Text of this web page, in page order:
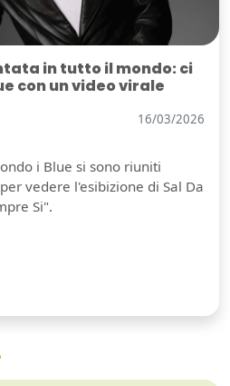
in tutto il mondo: ci
con un video virale
16/03/2026
i Blue si sono riuniti
vedere l'esibizione di Sal Da
Si".